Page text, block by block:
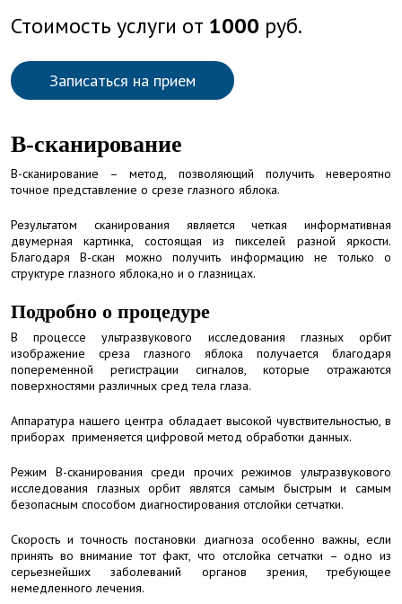
Стоимость услуги от 1000 руб.
Записаться на прием
B-сканирование
B-сканирование – метод, позволяющий получить невероятно
точное представление о срезе глазного яблока.
Результатом сканирования является четкая информативная
двумерная картинка, состоящая из пикселей разной яркости.
Благодаря В-скан можно получить информацию не только о
структуре глазного яблока,но и о глазницах.
Подробно о процедуре
В процессе ультразвукового исследования глазных орбит
изображение среза глазного яблока получается благодаря
попеременной регистрации сигналов, которые отражаются
поверхностями различных сред тела глаза.
Аппаратура нашего центра обладает высокой чувствительностью, в
приборах применяется цифровой метод обработки данных.
Режим В-сканирования среди прочих режимов ультразвукового
исследования глазных орбит являтся самым быстрым и самым
безопасным способом диагностирования отслойки сетчатки.
Скорость и точность постановки диагноза особенно важны, если
принять во внимание тот факт, что отслойка сетчатки – одно из
серьезнейших заболеваний органов зрения, требующее
немедленного лечения.